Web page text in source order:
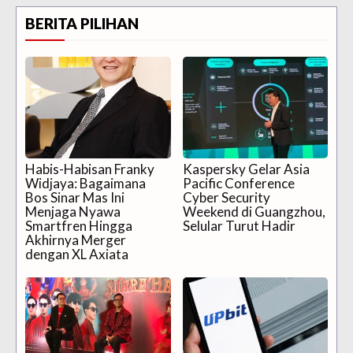
BERITA PILIHAN
Habis-Habisan Franky
Widjaya: Bagaimana
Bos Sinar Mas Ini
Menjaga Nyawa
Smartfren Hingga
Akhirnya Merger
dengan XL Axiata
Kaspersky Gelar Asia
Pacific Conference
Cyber Security
Weekend di Guangzhou,
Selular Turut Hadir